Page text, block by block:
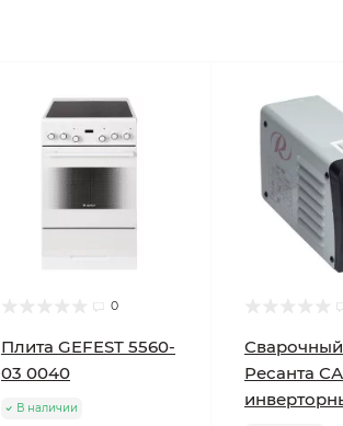
0
Плита GEFEST 5560-
03 0040
В наличии
Ресанта